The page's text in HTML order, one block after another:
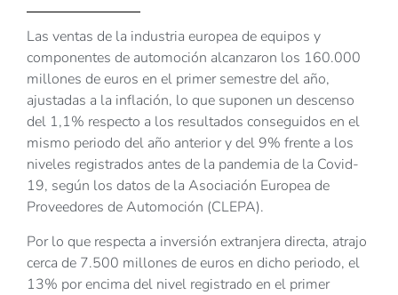
Las ventas de la industria europea de equipos y
componentes de automoción alcanzaron los 160.000
millones de euros en el primer semestre del año,
ajustadas a la inflación, lo que suponen un descenso
del 1,1% respecto a los resultados conseguidos en el
mismo periodo del año anterior y del 9% frente a los
niveles registrados antes de la pandemia de la Covid-
19, según los datos de la Asociación Europea de
Proveedores de Automoción (CLEPA).
Por lo que respecta a inversión extranjera directa, atrajo
cerca de 7.500 millones de euros en dicho periodo, el
13% por encima del nivel registrado en el primer